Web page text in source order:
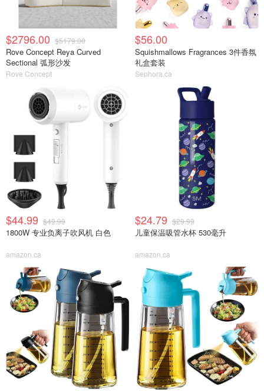
$2796.00 $5179.00
Rove Concept Reya Curved
Sectional 弧形沙发
Rove Concept
$56.00
Squishmallows Fragrances 3件香氛
礼盒套装
Sephora.ca
$44.99 $49.99
1800W 专业负离子吹风机 白色
amazon.ca
$24.79 $29.99
儿童保温吸管水杯 530毫升
amazon.ca